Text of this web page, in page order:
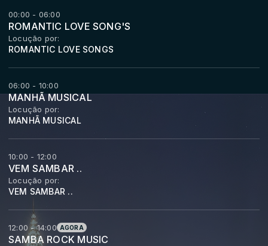
00:00 - 06:00
ROMANTIC LOVE SONG'S
Locução por:
ROMANTIC LOVE SONGS
06:00 - 10:00
MANHÃ MUSICAL
Locução por:
MANHÃ MUSICAL
10:00 - 12:00
VEM SAMBAR ..
Locução por:
VEM SAMBAR ..
12:00 - 14:00 AGORA
SAMBA ROCK MUSIC